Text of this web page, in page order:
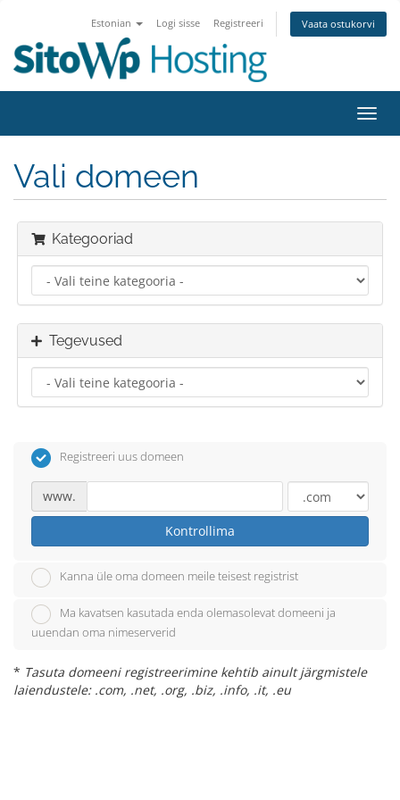
Estonian Logi sisse Registreeri Vaata ostukorvi
Vali domeen
Kategooriad
Tegevused
Registreeri uus domeen
www.
Kontrollima
Kanna üle oma domeen meile teisest registrist
Ma kavatsen kasutada enda olemasolevat domeeni ja
uuendan oma nimeserverid
* Tasuta domeeni registreerimine kehtib ainult järgmistele
laiendustele: .com, .net, .org, .biz, .info, .it, .eu